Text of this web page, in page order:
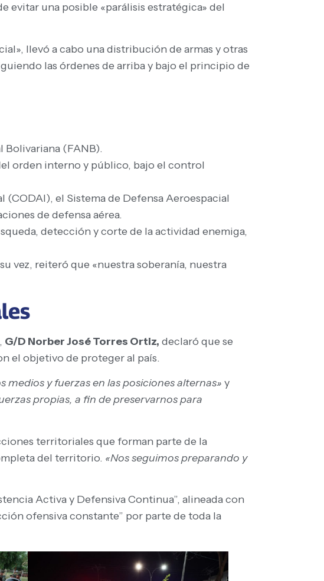
evitar una posible «parálisis estratégica» del
llevó a cabo una distribución de armas y otras
las órdenes de arriba y bajo el principio de
Bolivariana (FANB).
orden interno y público, bajo el control
el Sistema de Defensa Aeroespacial
de defensa aérea.
detección y corte de la actividad enemiga,
vez, reiteró que «nuestra soberanía, nuestra
G/D Norber José Torres Ortiz, declaró que se
el objetivo de proteger al país.
medios y fuerzas en las posiciones alternas» y
propias, a fin de preservarnos para
territoriales que forman parte de la
del territorio. «Nos seguimos preparando y
Activa y Defensiva Continua”, alineada con
ofensiva constante” por parte de toda la